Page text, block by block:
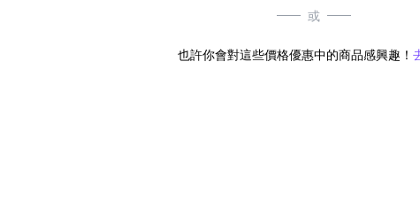
或
也許你會對這些價格優惠中的商品感興趣！